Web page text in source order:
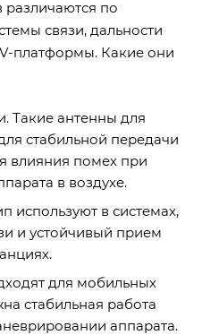
по
связи, дальности
платформы. Какие они
Такие антенны для
стабильной передачи
влияния помех при
в воздухе.
используют в системах,
и устойчивый прием
для мобильных
стабильная работа
аппарата.